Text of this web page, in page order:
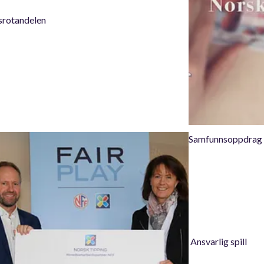
Samfunnsoppdrag
Ansvarlig spill